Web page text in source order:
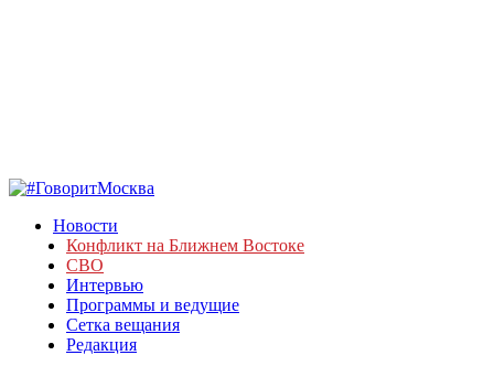
Новости
Конфликт на Ближнем Востоке
СВО
Интервью
Программы и ведущие
Сетка вещания
Редакция